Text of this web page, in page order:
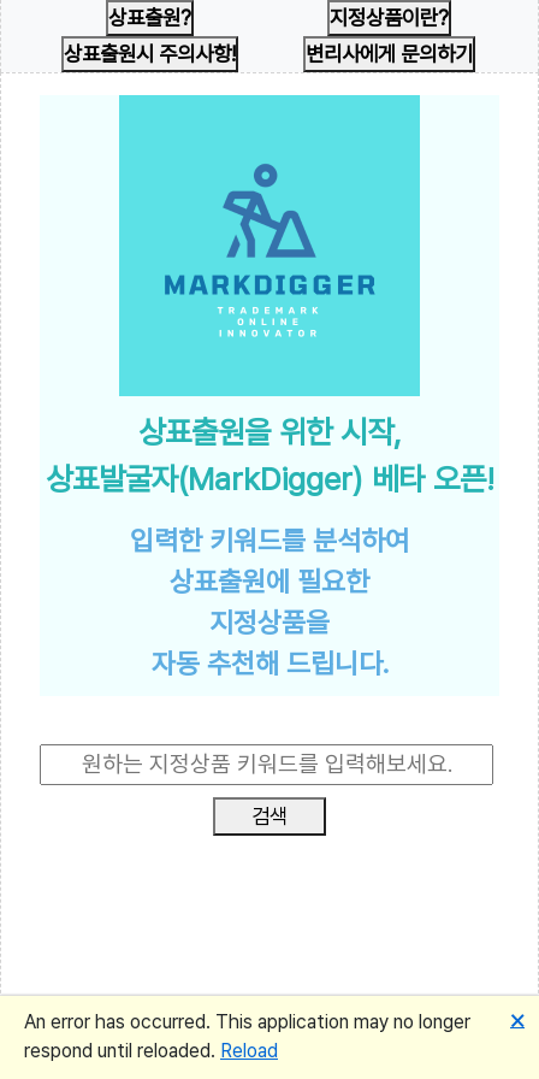
상표출원?
지정상품이란?
상표출원시 주의사항!
변리사에게 문의하기
상표출원을 위한 시작,
상표발굴자(MarkDigger) 베타 오픈!
입력한 키워드를 분석하여
상표출원에 필요한
지정상품을
자동 추천해 드립니다.
검색
~
An error has occurred. This application may no longer
respond until reloaded. Reload
🗙